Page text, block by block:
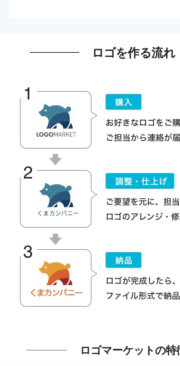
ロゴを作る流れ
ロゴマーケットの特